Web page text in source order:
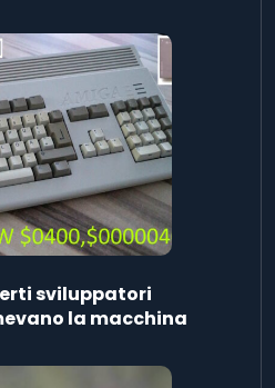
sviluppatori
la macchina